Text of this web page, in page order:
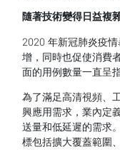
隨著技術變得日益複
2020 年新冠肺炎疫
增，同時也促使消費
面的用例數量一直呈
為了滿足高清視頻、
興應用需求，業內定
送量和低延遲的需求
標包括擴大覆蓋範圍